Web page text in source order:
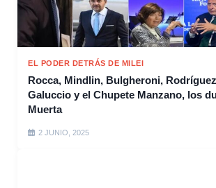
EL PODER DETRÁS DE MILEI
Rocca, Mindlin, Bulgheroni,
Galuccio y el Chupete Manzano, los
Muerta
2 JUNIO, 2025